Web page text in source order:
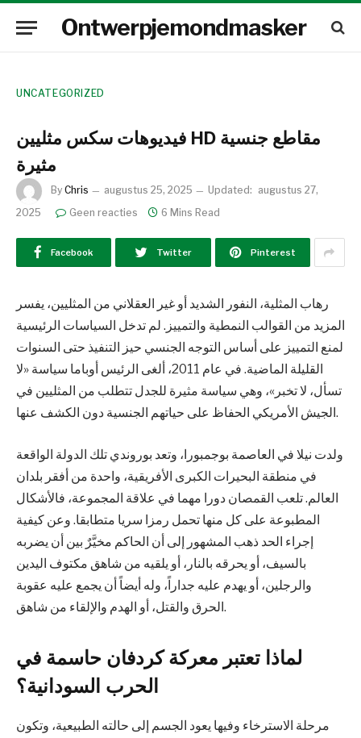
Ontwerpjemondmasker
UNCATEGORIZED
فيديوهات سكس مثليين HD مقاطع جنسية
مثيرة
By Chris augustus 25, 2025 Updated: augustus 27,
2025
Geen reacties 6 Mins Read
Facebook Twitter Pinterest
رهاب المثلية، النفور الشديد أو غير العقلاني من المثليين، يفسر
المزيد من القوالب النمطية والتمييز. لم تدخل السياسات الرئيسية
لمنع التمييز على أساس التوجه الجنسي حيز التنفيذ حتى السنوات
القليلة الماضية. في عام 2011، ألغى الرئيس أوباما سياسة «لا
تسأل، لا تخبر»، وهي سياسة مثيرة للجدل تتطلب من المثليين في
الجيش الأمريكي الحفاظ على حياتهم الجنسية دون الكشف عنها.
ولدت نيلا في العاصمة بوجمبورا، وتعد بوروندي تلك الدولة الواقعة
في منطقة البحيرات الكبرى الأفريقية، واحدة من أفقر بلدان
العالم. تلعب القمصان دورا مهما في علاقة المجموعة، فالأشكال
المطبوعة على كل منها تحمل رمزا سريا متطابقا. وعن كيفية
إجراء الحد ذهب المشهور إلى أن الحاكم مخيَّرٌ بين أن يضربه
بالسيف، أو يحرقه بالنار، أو يلقيه من شاهق مكتوف اليدين
والرجلين، أو يهدم عليه جداراً، وله أيضاً أن يجمع عليه عقوبة
الحرق والقتل، أو الهدم والإلقاء من شاهق.
لماذا تعتبر معركة كردفان حاسمة في
الحرب السودانية؟
مرحلة الاسترخاء وفيها يعود الجسم إلى حالته الطبيعية، وتكون